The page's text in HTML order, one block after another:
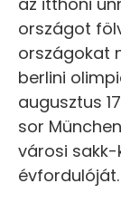
országot
országokat
berlini
augusztus
sor
városi
évfordulóját.